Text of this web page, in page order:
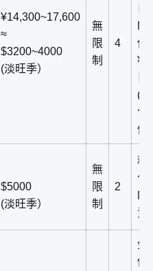
¥14,300~17,600
≈
$3200~4000
(淡旺季）
無
限
制
4
償
(
包
優
$5000
(淡旺季）
無
限
制
2
租
包
責
免
償